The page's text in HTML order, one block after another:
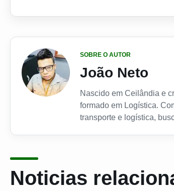
SOBRE O AUTOR
João Neto
Nascido em Ceilândia e
formado em Logística.
transporte e logística,
Noticias